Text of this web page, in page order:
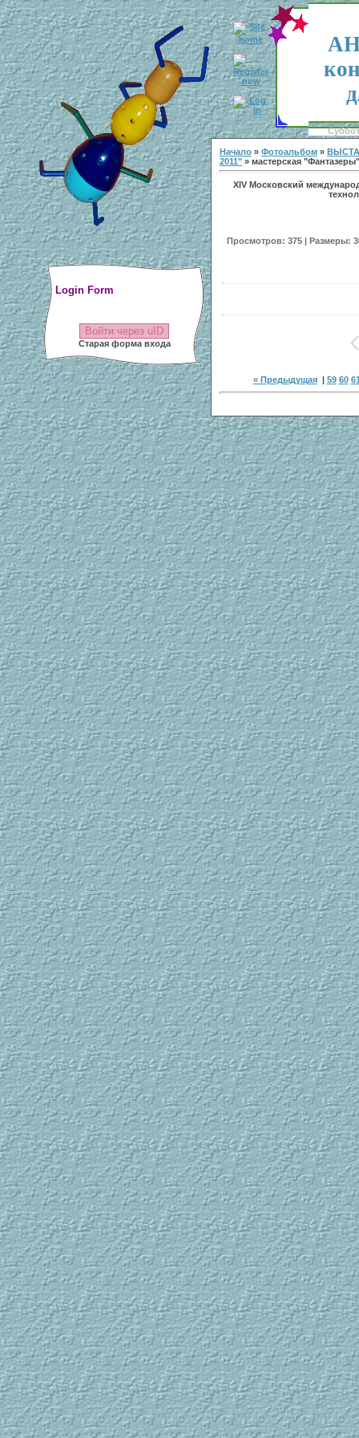
Login Form
Войти через uID
Старая форма входа
Начало » Фотоальбом »
2011" » мастерская
XIV Московский
Просмотров: 375 | Размеры:
« Предыдущая| 59 60